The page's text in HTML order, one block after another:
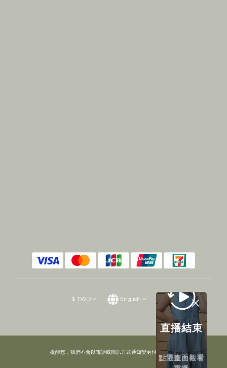
$ TWD English
提醒您，我們不會以電話或簡訊方式通知變更付款方式。
直播結束
點選畫面觀看